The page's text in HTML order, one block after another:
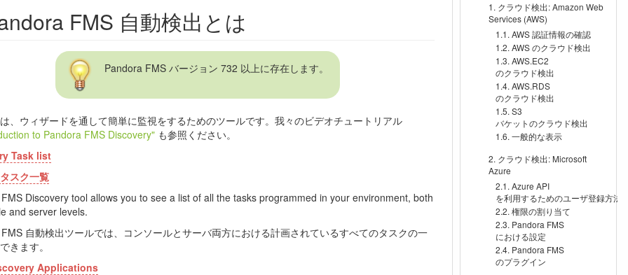
クラウド検出: Amazon Web
Services (AWS)
AWS 認証情報の確認
AWS のクラウド検出
AWS.EC2
のクラウド検出
AWS.RDS
のクラウド検出
S3
バケットのクラウド検出
一般的な表示
クラウド検出: Microsoft
Azure
Azure API
を利用するためのユーザ登録方法
権限の割り当て
Pandora FMS
における設定
Pandora FMS
のプラグイン
FMS 自動検出とは
Pandora FMS バージョン 732 以上に存在します。
、ウィザードを通して簡単に監視をするためのツールです。我々のビデオチュートリアル
to Pandora FMS Discovery" も参照ください。
Task list
スク一覧
Discovery tool allows you to see a list of all the tasks programmed in your environment, both
and server levels.
自動検出ツールでは、コンソールとサーバ両方における計画されているすべてのタスクの一
きます。
Applications